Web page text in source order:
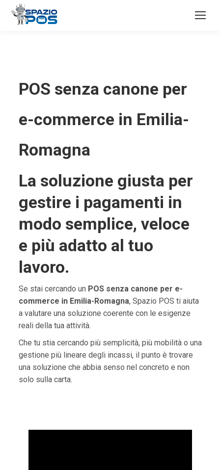
POS senza canone per
e-commerce in Emilia-
Romagna
La soluzione giusta per
gestire i pagamenti in
modo semplice, veloce
e più adatto al tuo
lavoro.
Se stai cercando un POS senza canone per e-
commerce in Emilia-Romagna, Spazio POS ti aiuta
a valutare una soluzione coerente con le esigenze
reali della tua attività.
Che tu stia cercando più semplicità, più mobilità o una
gestione più lineare degli incassi, il punto è trovare
una soluzione che abbia senso nel concreto e non
solo sulla carta.